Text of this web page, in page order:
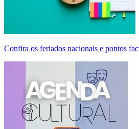
Confira os feriados nacionais e pontos